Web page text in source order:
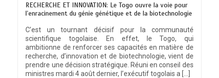
RECHERCHE ET INNOVATION: Le Togo ouvre la voie pour
l’enracinement du génie génétique et de la biotechnologie
C’est un tournant décisif pour la communauté
scientifique togolaise. En effet, le Togo, qui
ambitionne de renforcer ses capacités en matière de
recherche, d’innovation et de biotechnologie, vient de
prendre une décision stratégique. Réuni en conseil des
ministres mardi 4 août dernier, l’exécutif togolais a […]